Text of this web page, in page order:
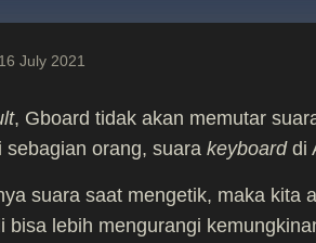
16 July 2021
, Gboard tidak akan memutar
sebagian orang, suara keyboarddi
suara saat mengetik, maka kita
bisa lebih mengurangi